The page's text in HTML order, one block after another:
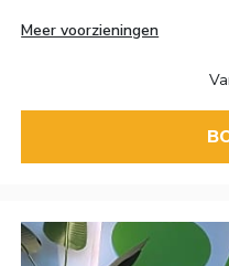
Meer voorzieningen